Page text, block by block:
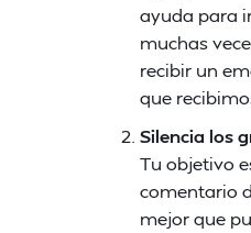
ayuda para
muchas
recibir un
que
Silencia los
Tu objetivo
comentario
mejor que